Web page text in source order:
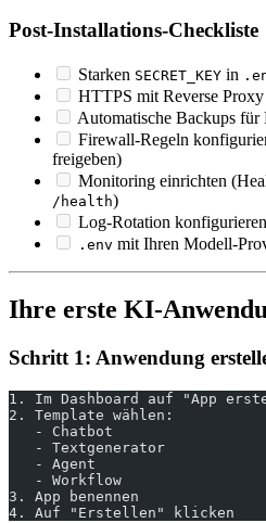
Post-Installations-Checkliste
Starken SECRET_KEY in
HTTPS mit Reverse
Automatische Backups für
Firewall-Regeln
freigeben)
Monitoring einrichten
/health)
Log-Rotation konfigurieren
.env mit Ihren Modell-
Ihre erste KI-
Schritt 1: Anwendung
1. Im Dashboard auf "App
2. Template wählen:
   - Chatbot
   - Textgenerator
   - Agent
   - Workflow
3. App benennen
4. Auf "Erstellen" klicken